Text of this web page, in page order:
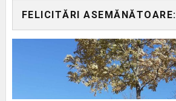
FELICITĂRI ASEMĂNĂTOARE: